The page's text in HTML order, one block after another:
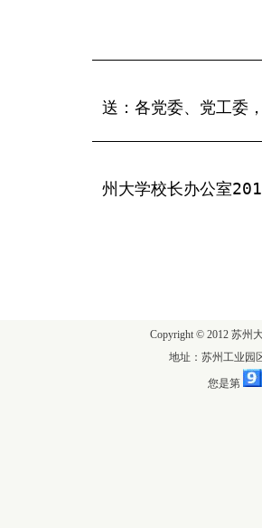
送：各党委、党工委
州大学校长办公室
Copyright © 2012 苏州
地址：苏州工业
您是第